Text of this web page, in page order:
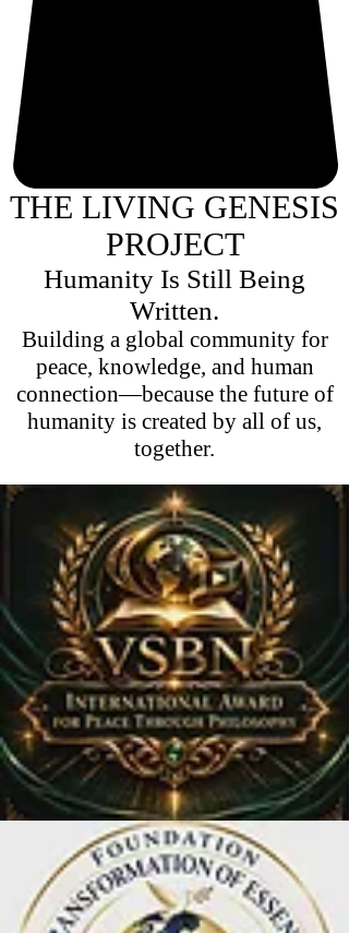
THE LIVING GENESIS
PROJECT
Humanity Is Still Being
Written.
Building a global community for
peace, knowledge, and human
connection—because the future of
humanity is created by all of us,
together.